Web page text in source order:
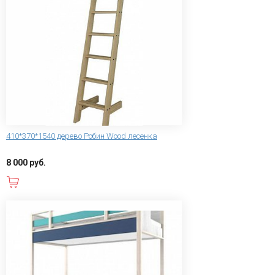
410*370*1540 дерево Робин Wood лесенка
8 000 руб.